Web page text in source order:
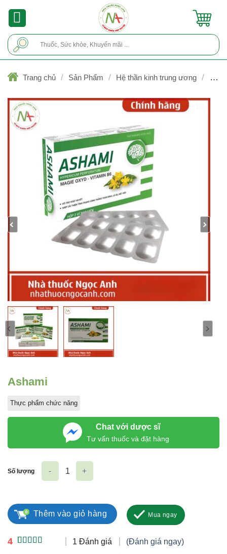
Trang chủ / Sản Phẩm / Hệ thần kinh trung ương /
Ashami
Thực phẩm chức năng
Chat với dược sĩ
Tư vấn thuốc và đặt hàng
4 1 Đánh giá (Đánh giá ngay)
Số lượng
Thêm vào giỏ hàng Mua ngay